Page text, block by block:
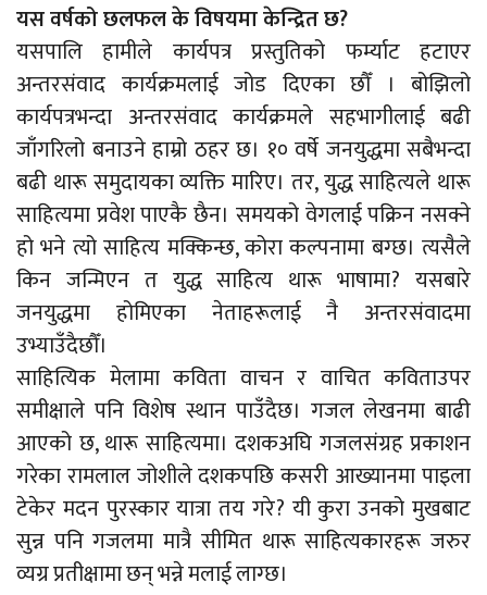
यस वर्षको छलफल के विषयमा केन्द्रित छ?
यसपालि हामीले कार्यपत्र प्रस्तुतिको फर्म्याट हटाएर
अन्तरसंवाद कार्यक्रमलाई जोड दिएका छौँ । बोझिलो
कार्यपत्रभन्दा अन्तरसंवाद कार्यक्रमले सहभागीलाई बढी
जाँगरिलो बनाउने हाम्रो ठहर छ। १० वर्षे जनयुद्धमा सबैभन्दा
बढी थारू समुदायका व्यक्ति मारिए। तर, युद्ध साहित्यले थारू
साहित्यमा प्रवेश पाएकै छैन। समयको वेगलाई पक्रिन नसक्ने
हो भने त्यो साहित्य मक्किन्छ, कोरा कल्पनामा बग्छ। त्यसैले
किन जन्मिएन त युद्ध साहित्य थारू भाषामा? यसबारे
जनयुद्धमा होमिएका नेताहरूलाई नै अन्तरसंवादमा
उभ्याउँदैछौँ।
साहित्यिक मेलामा कविता वाचन र वाचित कविताउपर
समीक्षाले पनि विशेष स्थान पाउँदैछ। गजल लेखनमा बाढी
आएको छ, थारू साहित्यमा। दशकअघि गजलसंग्रह प्रकाशन
गरेका रामलाल जोशीले दशकपछि कसरी आख्यानमा पाइला
टेकेर मदन पुरस्कार यात्रा तय गरे? यी कुरा उनको मुखबाट
सुन्न पनि गजलमा मात्रै सीमित थारू साहित्यकारहरू जरुर
व्यग्र प्रतीक्षामा छन् भन्ने मलाई लाग्छ।